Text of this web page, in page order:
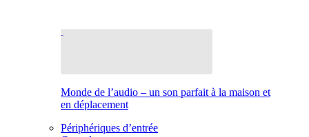
Monde de l’audio – un son parfait à la maison et
en déplacement
Périphériques d’entrée